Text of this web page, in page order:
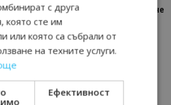
картичка от…”: Петрич – Изживяване
11/07/2026 11:22
картичка от…”: Пловдив, градът на
времена
23/06/2026 10:00
с друга
която сте им
или която са събрали от
на техните услуги.
Ефективност